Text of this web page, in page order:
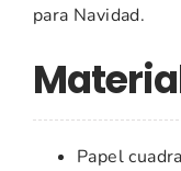
para Navidad.
Papel